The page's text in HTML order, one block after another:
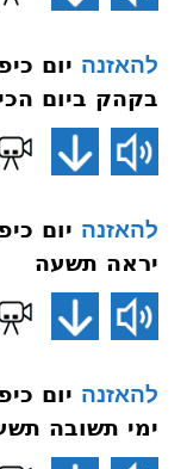
להאזנה
בקהק ביום
להאזנה
יראה תשעה
להאזנה
ימי תשובה